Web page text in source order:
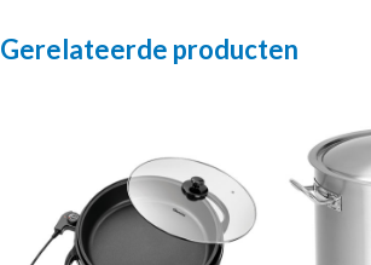
Gerelateerde producten